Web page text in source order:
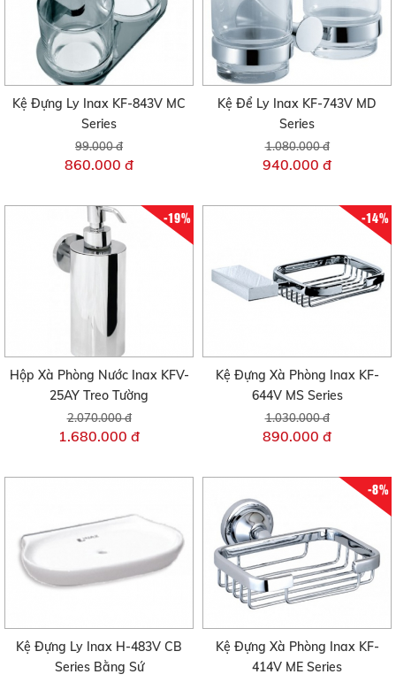
Kệ Đựng Ly Inax KF-843V MC
Series
99.000 đ
860.000 đ
Kệ Để Ly Inax KF-743V MD
Series
1.080.000 đ
940.000 đ
-19%
Hộp Xà Phòng Nước Inax KFV-
25AY Treo Tường
2.070.000 đ
1.680.000 đ
-14%
Kệ Đựng Xà Phòng Inax KF-
644V MS Series
1.030.000 đ
890.000 đ
Kệ Đựng Ly Inax H-483V CB
Series Bằng Sứ
-8%
Kệ Đựng Xà Phòng Inax KF-
414V ME Series